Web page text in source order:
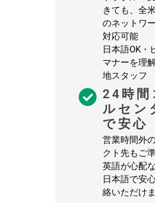
きても、全
のネットワ
対応可能
日本語OK・
マナーを理
地スタッフ
24時間
ルセン
で安心
営業時間外
クト先もご
英語が心配
日本語で安
絡いただけ